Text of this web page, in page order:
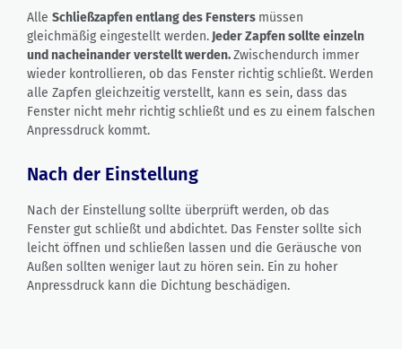
Alle Schließzapfen entlang des Fensters müssen
gleichmäßig eingestellt werden. Jeder Zapfen sollte einzeln
und nacheinander verstellt werden.Zwischendurch immer
wieder kontrollieren, ob das Fenster richtig schließt. Werden
alle Zapfen gleichzeitig verstellt, kann es sein, dass das
Fenster nicht mehr richtig schließt und es zu einem falschen
Anpressdruck kommt.
Nach der Einstellung
Nach der Einstellung sollte überprüft werden, ob das
Fenster gut schließt und abdichtet. Das Fenster sollte sich
leicht öffnen und schließen lassen und die Geräusche von
Außen sollten weniger laut zu hören sein. Ein zu hoher
Anpressdruck kann die Dichtung beschädigen.